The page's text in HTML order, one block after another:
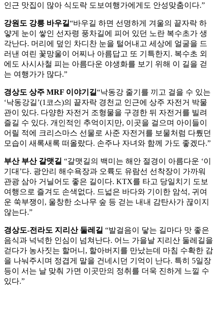
인근 맛집이 많아 식도락 도보여행가에게도 안성맞춤이다.”
강원도 강릉 바우길“바우길 하면 선명하게 겨울의 끝자락 하
얗게 눈이 쌓인 선자령 풍차길에 피어 있던 노란 복수초가 생
각난다. 머리에 덮인 차디찬 눈을 털어내고 세상에 얼굴을 드
러낸 여린 꽃망울이 어찌나 아름답고 또 기특한지. 복수초 외
에도 사시사철 피는 아름다운 야생화를 보기 위해 이 길을 걷
는 여행가가 많다.”
경상도 상주 MRF 이야기길“낙동강 줄기를 끼고 걸을 수 있는
‘낙동강길’(1코스)의 끝자락 경천교 인근에 상주 자전거 박물
관이 있다. 다양한 자전거 조형물을 구경한 뒤 자전거를 빌려
즐길 수 있다. 개인적인 추억이지만, 이곳을 걸으며 아이들이
어릴 적에 크리스마스 선물로 사준 자전거를 보물처럼 다뤘던
모습이 새록새록 떠올랐다. 손주나 자녀와 함께 가도 좋겠다.”
부산 부산 갈맷길 “갈맷길의 백미는 해안 절경이 아름다운 ‘이
기대’다. 광안리 해수욕장과 오륙도 유람선 선착장이 가까워
관광 삼아 거닐어도 좋은 길이다. KTX를 타고 당일치기 도보
여행으로 즐겨도 손색없다. 드넓은 바다와 기이한 암석, 귀여
운 쑥부쟁이, 울창한 소나무 숲 등 걷는 내내 감탄사가 끊이지
않는다.”
경상도-전라도 지리산 둘레길 “발걸음이 닿는 길마다 맛 좋은
음식과 넉넉한 인심이 넘쳐난다. 어느 가을날 지리산 둘레길을
걷다가 농사짓는 할머니, 할아버지를 만났는데 마침 수확한 감
을 나눠주시며 정겹게 말을 건네시던 기억이 난다. 특히 5일장
등이 서는 날 맞춰 가면 이곳만의 정취를 더욱 진하게 느낄 수
있다.”